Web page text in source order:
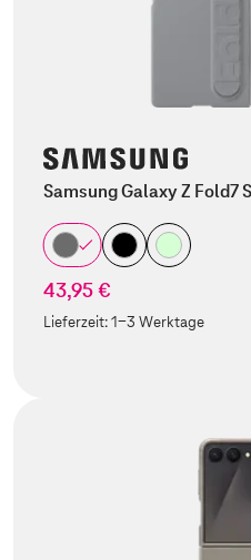
Samsung Galaxy Z Fold7
43,95 €
Lieferzeit:1-3 Werktage